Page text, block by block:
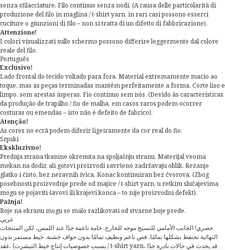
senza sfilacciature. Filo continuo senza nodi. (A causa delle particolarità di
produzione del filo in maglina / t-shirt yarn, in rari casi possono esserci
cuciture o giunzioni di filo – non si tratta di un difetto di fabbricazione).
Attenzione!
I colori visualizzati sullo schermo possono differire leggermente dal colore
reale del filo.
Português
Exclusivo!
Lado frontal do tecido voltado para fora. Material extremamente macio ao
toque, mas as peças terminadas mantêm perfeitamente a forma. Corte liso e
limpo, sem arestas ásperas. Fio contínuo sem nós. (Devido às características
da produção de trapilho / fio de malha, em casos raros podem ocorrer
costuras ou emendas – isto não é defeito de fabrico).
Atenção!
As cores no ecrã podem diferir ligeiramente da cor real do fio.
Srpski
Ekskluzivno!
Prednja strana tkanine okrenuta na spoljašnju stranu. Materijal veoma
mekan na dodir, ali gotovi proizvodi savršeno zadržavaju oblik. Rezanje
glatko i čisto, bez neravnih ivica. Konac kontinuiran bez čvorova. (Zbog
posebnosti proizvodnje pređe od majice / t-shirt yarn, u retkim slučajevima
mogu se pojaviti šavovi ili krajevi konca – to nije proizvodni defekt).
Pažnja!
Boje na ekranu mogu se malo razlikovati od stvarne boje pređe.
عربي
حصري! الجانب الأمامي للنسيج موجه للخارج. خامة ناعمة جدًا عند اللمس، لكن المنتجات
النهائية تحتفظ بشكلها تمامًا. قص ناعم ونظيف تمامًا بدون حواف خشنة. خيط مستمر بدون
عقد. (بسبب خصوصيات إنتاج خيط التيشرت / t-shirt yarn، قد يحدث في حالات نادرة جدًا